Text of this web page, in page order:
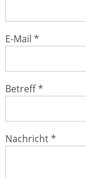
Ratgeber
HOMÖOPATHIE
E-Mail *
Betreff *
Nachricht *